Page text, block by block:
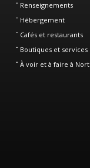
Renseignements
Hébergement
Cafés et restaurants
Boutiques et services
À voir et à faire à